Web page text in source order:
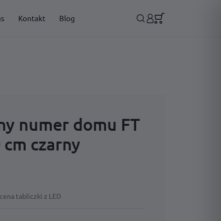
Kontakt Blog
numer domu FT
cm czarny
cena tabliczki z LED